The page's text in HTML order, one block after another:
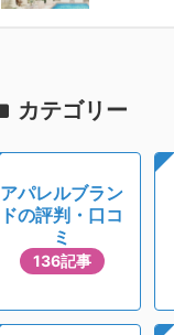
カテゴリー
アパレルブラン
ドの評判・口コ
ミ
136記事